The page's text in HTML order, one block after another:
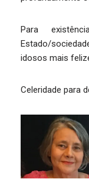
Para
Estado/
idosos mais
Celeridade para